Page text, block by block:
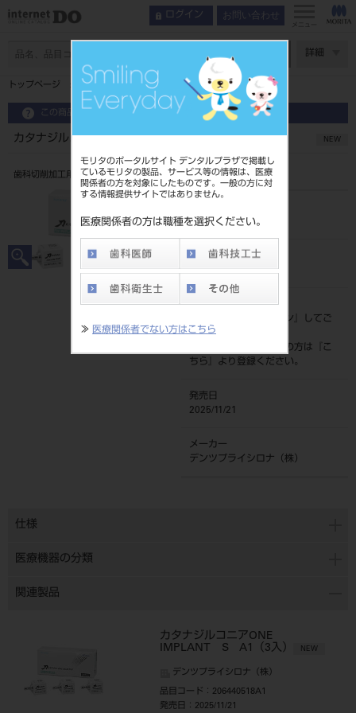
モリタのポータルサイト デンタルプラザで掲載し
ているモリタの製品、サービス等の情報は、医療
関係者の方を対象にしたものです。一般の方に対
する情報提供サイトではありません。
医療関係者の方は職種を選択ください。
≫ 医療関係者でない方はこちら
ログイン お問い合わせ
メニュー
詳細
トップページ カタナジルコニアONE IMPLANT S C2（3入）
この商品に関するお問い合わせ
カタナジルコニアONE IMPLANT S C2（3入） NEW
歯科切削加工用セラミックス
206440518C2
JAN/EANコード
標準価格
ログイン
』してご
覧ください。
ネット会員登録がまだの方は『
こ
ちら
』より登録ください。
発売日
2025/11/21
メーカー
デンツプライシロナ（株）
仕様
医療機器の分類
関連製品
カタナジルコニアONE
IMPLANT S A1（3入）
NEW
デンツプライシロナ（株）
品目コード ：206440518A1
発売日
：2025/11/21